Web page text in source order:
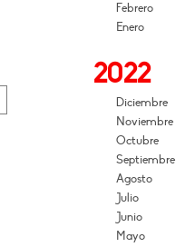
Febrero
Enero
2022
Diciembre
Noviembre
Octubre
Septiembre
Agosto
Julio
Junio
Mayo